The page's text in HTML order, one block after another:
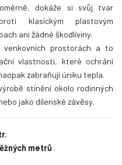
dokáže si svůj tvar
klasickým plastovým
ani žádné škodliviny.
prostorách a to
vlastnosti, které ochrání
zabraňují úniku tepla.
stínění okolo rodinných
jako dílenské závěsy.
metrů .